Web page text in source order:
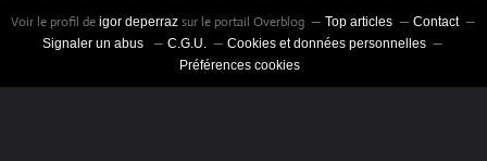
Voir le profil de igor deperraz sur le portail Overblog Top articles
Contact
Signaler un abus
C.G.U.
Cookies et données personnelles
Préférences cookies